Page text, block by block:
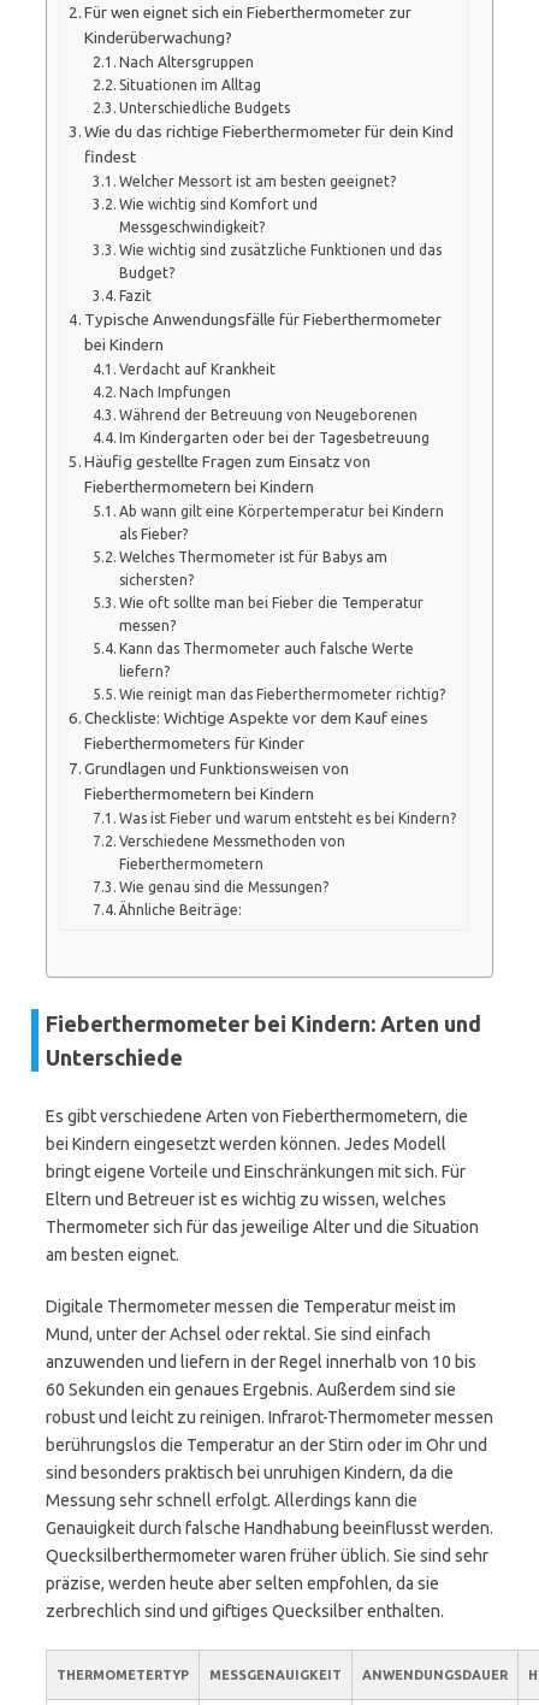
Für wen eignet sich ein Fieberthermometer zur
Kinderüberwachung?
Nach Altersgruppen
Situationen im Alltag
Unterschiedliche Budgets
Wie du das richtige Fieberthermometer für dein Kind
findest
Welcher Messort ist am besten geeignet?
Wie wichtig sind Komfort und
Messgeschwindigkeit?
Wie wichtig sind zusätzliche Funktionen und das
Budget?
Fazit
Typische Anwendungsfälle für Fieberthermometer
bei Kindern
Verdacht auf Krankheit
Nach Impfungen
Während der Betreuung von Neugeborenen
Im Kindergarten oder bei der Tagesbetreuung
Häufig gestellte Fragen zum Einsatz von
Fieberthermometern bei Kindern
Ab wann gilt eine Körpertemperatur bei Kindern
als Fieber?
Welches Thermometer ist für Babys am
sichersten?
Wie oft sollte man bei Fieber die Temperatur
messen?
Kann das Thermometer auch falsche Werte
liefern?
Wie reinigt man das Fieberthermometer richtig?
Checkliste: Wichtige Aspekte vor dem Kauf eines
Fieberthermometers für Kinder
Grundlagen und Funktionsweisen von
Fieberthermometern bei Kindern
Was ist Fieber und warum entsteht es bei Kindern?
Verschiedene Messmethoden von
Fieberthermometern
Wie genau sind die Messungen?
Ähnliche Beiträge:
Fieberthermometer bei Kindern: Arten und
Unterschiede
Es gibt verschiedene Arten von Fieberthermometern, die
bei Kindern eingesetzt werden können. Jedes Modell
bringt eigene Vorteile und Einschränkungen mit sich. Für
Eltern und Betreuer ist es wichtig zu wissen, welches
Thermometer sich für das jeweilige Alter und die Situation
am besten eignet.
Digitale Thermometer messen die Temperatur meist im
Mund, unter der Achsel oder rektal. Sie sind einfach
anzuwenden und liefern in der Regel innerhalb von 10 bis
60 Sekunden ein genaues Ergebnis. Außerdem sind sie
robust und leicht zu reinigen. Infrarot-Thermometer messen
berührungslos die Temperatur an der Stirn oder im Ohr und
sind besonders praktisch bei unruhigen Kindern, da die
Messung sehr schnell erfolgt. Allerdings kann die
Genauigkeit durch falsche Handhabung beeinflusst werden.
Quecksilberthermometer waren früher üblich. Sie sind sehr
präzise, werden heute aber selten empfohlen, da sie
zerbrechlich sind und giftiges Quecksilber enthalten.
THERMOMETERTYP MESSGENAUIGKEIT ANWENDUNGSDAUER